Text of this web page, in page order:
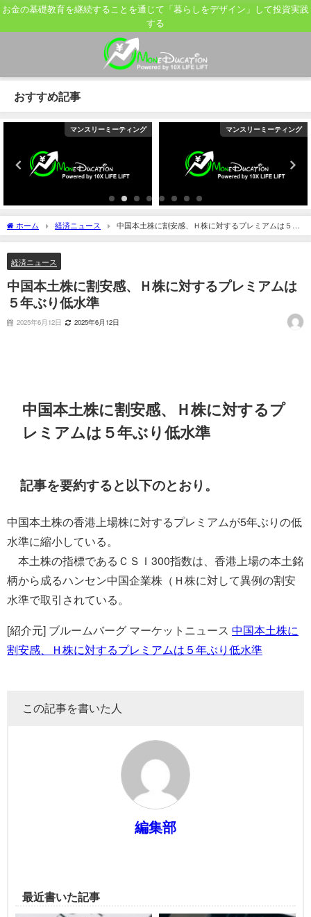
お金の基礎教育を継続することを通じて「暮らしをデザイン」して投資実践
する
おすすめ記事
マンスリーミーティング マンスリーミーティング
ホーム 経済ニュース
中国本土株に割安感、Ｈ株に対するプレミアムは５年
ぶり低水準
経済ニュース
中国本土株に割安感、Ｈ株に対するプレミアムは
５年ぶり低水準
2025年6月12日 2025年6月12日
中国本土株に割安感、Ｈ株に対するプ
レミアムは５年ぶり低水準
記事を要約すると以下のとおり。
中国本土株の香港上場株に対するプレミアムが5年ぶりの低
水準に縮小している。
本土株の指標であるＣＳＩ300指数は、香港上場の本土銘
柄から成るハンセン中国企業株（Ｈ株に対して異例の割安
水準で取引されている。
[紹介元] ブルームバーグ マーケットニュース 中国本土株に
割安感、Ｈ株に対するプレミアムは５年ぶり低水準
この記事を書いた人
編集部
最近書いた記事